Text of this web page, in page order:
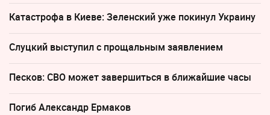
Катастрофа в Киеве: Зеленский уже покинул Украину
Слуцкий выступил с прощальным заявлением
Песков: СВО может завершиться в ближайшие часы
Погиб Александр Ермаков